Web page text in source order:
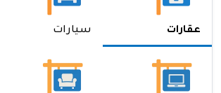
عقارات سيارات